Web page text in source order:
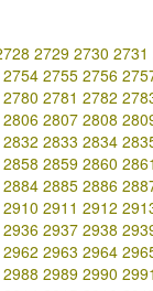
2729 2730 2731
2754 2755 2756
2780 2781 2782
2806 2807 2808
2832 2833 2834
2858 2859 2860 2861
2884 2885 2886
2910 2911 2912
2936 2937 2938
2962 2963 2964
2988 2989 2990 2991